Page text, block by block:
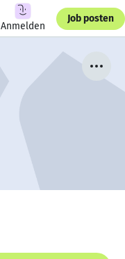
Anmelden
Job posten